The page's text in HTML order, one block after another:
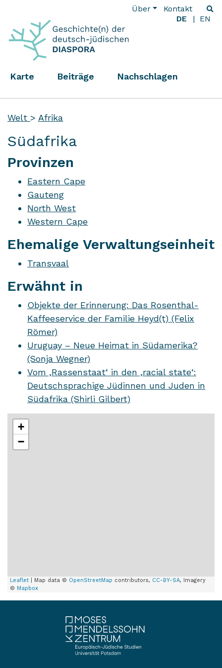
Über
Kontakt
DE
EN
Karte Beiträge Nachschlagen
Welt > Afrika
Südafrika
Provinzen
Eastern Cape
Gauteng
North West
Western Cape
Ehemalige Verwaltungseinheit
Transvaal
Erwähnt in
Objekte der Erinnerung: Das Rosenthal-
Kaffeeservice der Familie Heyd(t) (Felix
Römer)
Uruguay – Neue Heimat in Südamerika?
(Sonja Wegner)
Vom ,Rassenstaat‘ in den ,racial state‘:
Deutschsprachige Jüdinnen und Juden in
Südafrika (Shirli Gilbert)
+
−
Leaflet | Map data © OpenStreetMap contributors, CC-BY-SA, Imagery
© Mapbox